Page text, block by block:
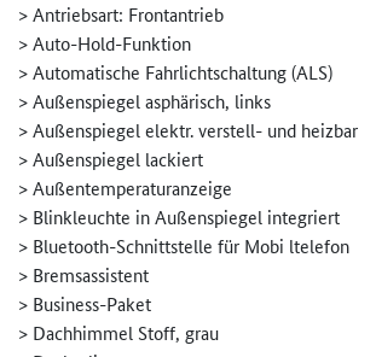
> Antriebsart: Frontantrieb
> Auto-Hold-Funktion
> Automatische Fahrlichtschaltung (ALS)
> Außenspiegel asphärisch, links
> Außenspiegel elektr. verstell- und heizbar
> Außenspiegel lackiert
> Außentemperaturanzeige
> Blinkleuchte in Außenspiegel integriert
> Bluetooth-Schnittstelle für Mobi ltelefon
> Bremsassistent
> Business-Paket
> Dachhimmel Stoff, grau